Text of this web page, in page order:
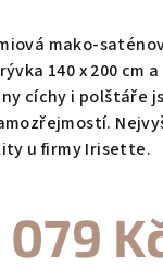
mako-
140 x 200 cm
cíchy i polštáře
u firmy Irisette.
079